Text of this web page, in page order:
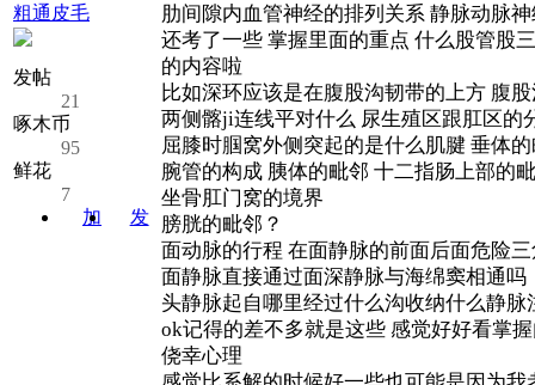
粗通皮毛
发帖
21
啄木币
95
鲜花
7
加
发
肋间隙内血管神经的排列关系 静脉动脉
还考了一些 掌握里面的重点 什么股管股
的内容啦
比如深环应该是在腹股沟韧带的上方 腹
两侧髂ji连线平对什么 尿生殖区跟肛区的
屈膝时腘窝外侧突起的是什么肌腱 垂体
腕管的构成 胰体的毗邻 十二指肠上部的
坐骨肛门窝的境界
膀胱的毗邻？
面动脉的行程 在面静脉的前面后面危险
面静脉直接通过面深静脉与海绵窦相通吗
头静脉起自哪里经过什么沟收纳什么静
ok记得的差不多就是这些 感觉好好看掌
侥幸心理